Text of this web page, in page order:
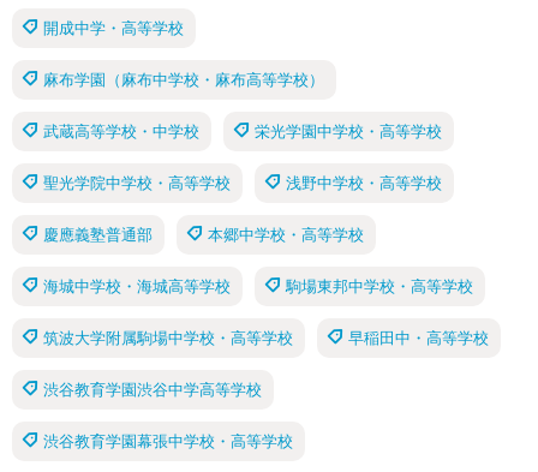
開成中学・高等学校
麻布学園（麻布中学校・麻布高等学校）
武蔵高等学校・中学校 栄光学園中学校・高等学校
聖光学院中学校・高等学校 浅野中学校・高等学校
慶應義塾普通部 本郷中学校・高等学校
海城中学校・海城高等学校 駒場東邦中学校・高等学校
筑波大学附属駒場中学校・高等学校 早稲田中・高等学校
渋谷教育学園渋谷中学高等学校
渋谷教育学園幕張中学校・高等学校